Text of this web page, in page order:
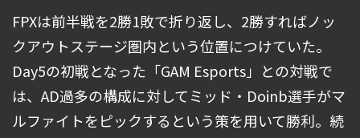
FPXは前半戦を2勝1敗で折り返し、2勝すればノッ
クアウトステージ圏内という位置につけていた。
Day5の初戦となった「GAM Esports」との対戦で
は、AD過多の構成に対してミッド・Doinb選手がマ
ルファイトをピックするという策を用いて勝利。続